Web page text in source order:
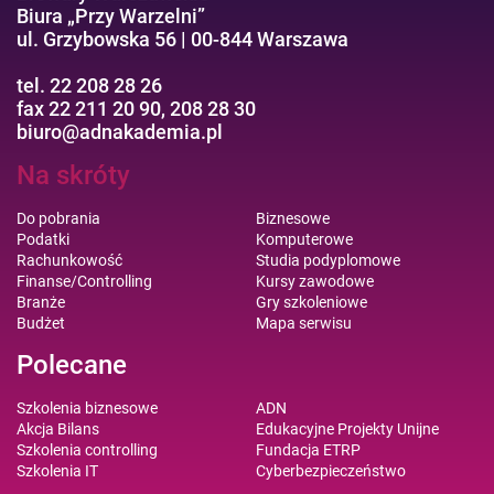
Biura „Przy Warzelni”
ul. Grzybowska 56 | 00-844 Warszawa
tel. 22 208 28 26
fax 22 211 20 90, 208 28 30
biuro@adnakademia.pl
Na skróty
Do pobrania
Podatki
Rachunkowość
Finanse/Controlling
Branże
Budżet
Biznesowe
Komputerowe
Studia podyplomowe
Kursy zawodowe
Gry szkoleniowe
Mapa serwisu
Polecane
Szkolenia biznesowe
Akcja Bilans
Szkolenia controlling
Szkolenia IT
ADN
Edukacyjne Projekty Unijne
Fundacja ETRP
Cyberbezpieczeństwo